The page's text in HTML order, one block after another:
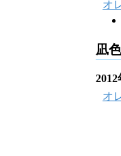
オ
凪
2012
オ